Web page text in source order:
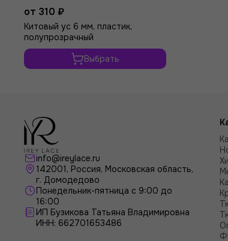
от 310 ₽
Китовый ус 6 мм, пластик,
полупрозрачный
Выбрать
info@ireylace.ru
142001 , Россия, Московская область,
г. Домодедово
Понедельник-пятница с 9:00 до
16:00
ИП Бузикова Татьяна Владимировна
ИНН: 662701653486